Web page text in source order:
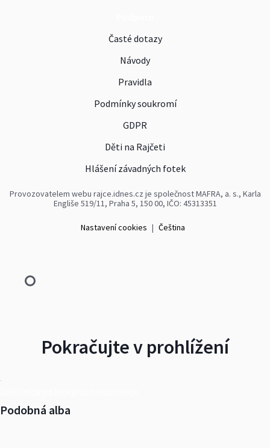
Časté dotazy
Návody
Pravidla
Podmínky soukromí
GDPR
Děti na Rajčeti
Hlášení závadných fotek
Provozovatelem webu rajce.idnes.cz je společnost MAFRA, a. s., Karla
Engliše 519/11, Praha 5, 150 00, IČO: 45313351
Nastavení cookies | Čeština
Pokračujte v prohlížení
Podobná alba